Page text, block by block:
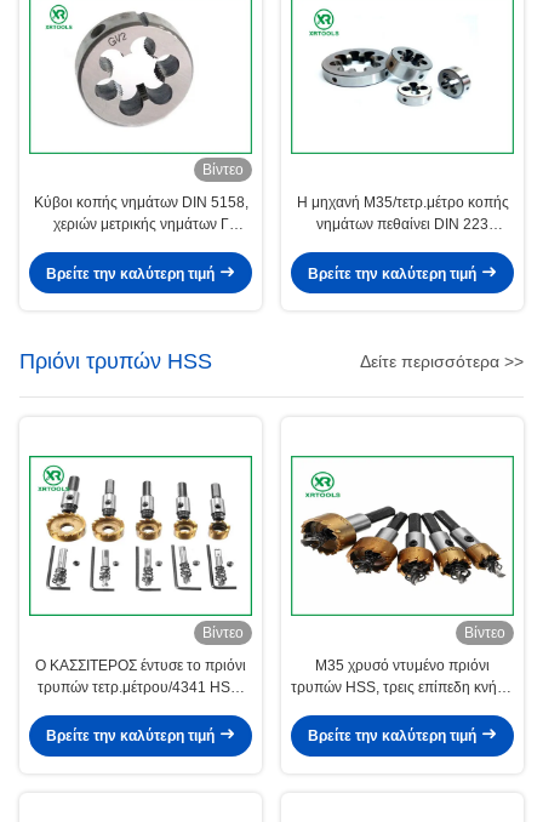
Βίντεο
Κύβοι κοπής νημάτων DIN 5158,
χεριών μετρικής νημάτων Γ
Βρείτε την καλύτερη τιμή
Η μηχανή M35/τετρ.μέτρο κοπής
νημάτων πεθαίνει DIN 223
κραμάτων
Βρείτε την καλύτερη τιμή
Πριόνι τρυπών HSS Δείτε περισσότερα >>
Βίντεο
Ο ΚΑΣΣΙΤΕΡΟΣ έντυσε το πριόνι
τρυπών τετρ.μέτρου/4341 HSS,
πριονιών τρυπών κομματιών
Βρείτε την καλύτερη τιμή
Βίντεο
M35 χρυσό ντυμένο πριόνι
τρυπών HSS, τρεις επίπεδη κνήμη
διασπασμένα δόντια βαθμού
Βρείτε την καλύτερη τιμή